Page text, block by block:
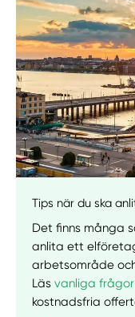
Manuellt
Välj
Tips när du ska
Det finns många
anlita ett
arbetsområde
Läsvanliga
kostnadsfria